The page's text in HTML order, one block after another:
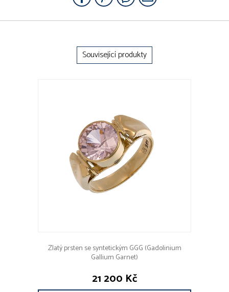
Související produkty
Zlatý prsten se syntetickým GGG (Gadolinium
Gallium Garnet)
21 200 Kč